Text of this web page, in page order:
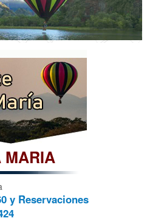
MARIA
y Reservaciones